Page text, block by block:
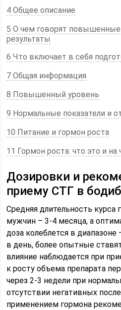
4 Общее описание
5 О чем говорят
результаты
6 Что включает в себя
7 Общая информация
8 Повышенный уровень
9 Нормальные показатели и
10 Питание и гормон роста
11 Гормон роста: что это и на
Дозировки и
приему СТГ в
Средняя длительность курса
мужчин – 3-4 месяца, а
доза колеблется в
в день, более опытные
влияние наблюдается при
к росту объема препарата
через 2-3 недели при
отсутствии негативных
применением гормона